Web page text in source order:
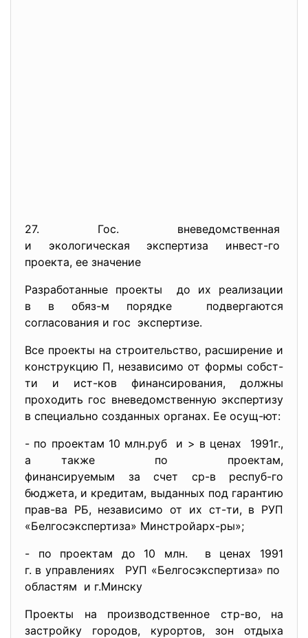
27. Гос. вневедомственная
и экологическая экспертиза инвест-го
проекта, ее значение
Разработанные проекты до их реализации
в в обяз-м порядке подвергаются
согласования и гос экспертизе.
Все проекты на строительство, расширение и
конструкцию П, независимо от формы собст-
ти и ист-ков финансирования, должны
проходить гос вневедомственную экспертизу
в специально созданных органах. Ее осущ-ют:
- по проектам 10 млн.руб и > в ценах 1991г.,
а также по проектам,
финансируемым за счет ср-в респуб-го
бюджета, и кредитам, выданных под гарантию
прав-ва РБ, независимо от их ст-ти, в РУП
«Белгосэкспертиза» Минстройарх-ры»;
- по проектам до 10 млн. в ценах 1991
г. в управлениях РУП «Белгосэкспертиза» по
областям и г.Минску
Проекты на производственное стр-во, на
застройку городов, курортов, зон отдыха